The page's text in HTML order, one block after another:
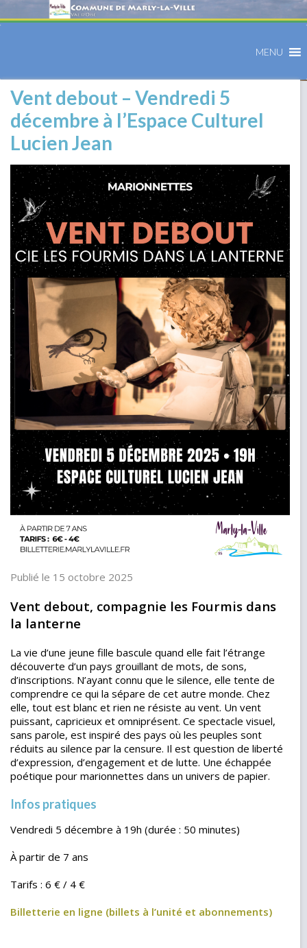
MENU
Vent debout – Vendredi 5
décembre à l’Espace Culturel
Lucien Jean
Publié le 15 octobre 2025
Vent debout, compagnie les Fourmis dans
la lanterne
La vie d’une jeune fille bascule quand elle fait l’étrange
découverte d’un pays grouillant de mots, de sons,
d’inscriptions. N’ayant connu que le silence, elle tente de
comprendre ce qui la sépare de cet autre monde. Chez
elle, tout est blanc et rien ne résiste au vent. Un vent
puissant, capricieux et omniprésent. Ce spectacle visuel,
sans parole, est inspiré des pays où les peuples sont
réduits au silence par la censure. Il est question de liberté
d’expression, d’engagement et de lutte. Une échappée
poétique pour marionnettes dans un univers de papier.
Infos pratiques
Vendredi 5 décembre à 19h (durée : 50 minutes)
À partir de 7 ans
Tarifs : 6 € / 4 €
Billetterie en ligne (billets à l’unité et abonnements)